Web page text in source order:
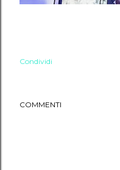
Condividi
COMMENTI